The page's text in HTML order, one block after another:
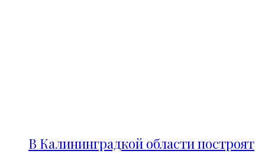
В Калининградкой области построят